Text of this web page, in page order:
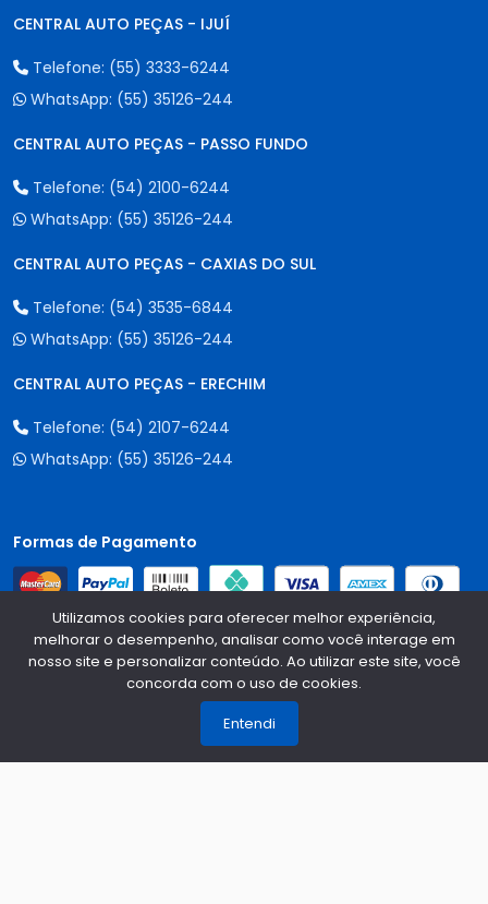
CENTRAL AUTO PEÇAS - IJUÍ
Telefone: (55) 3333-6244
WhatsApp: (55) 35126-244
CENTRAL AUTO PEÇAS - PASSO FUNDO
Telefone: (54) 2100-6244
WhatsApp: (55) 35126-244
CENTRAL AUTO PEÇAS - CAXIAS DO SUL
Telefone: (54) 3535-6844
WhatsApp: (55) 35126-244
CENTRAL AUTO PEÇAS - ERECHIM
Telefone: (54) 2107-6244
WhatsApp: (55) 35126-244
Formas de Pagamento
Qualidade e Segurança
Utilizamos cookies para oferecer melhor experiência,
melhorar o desempenho, analisar como você interage em
nosso site e personalizar conteúdo. Ao utilizar este site, você
concorda com o uso de cookies.
Entendi